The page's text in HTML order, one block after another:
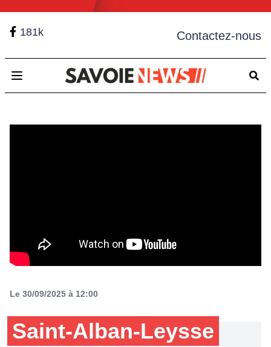
181k Contactez-nous
Open main menu
Le 30/09/2025 à 12:00
Saint-Alban-Leysse